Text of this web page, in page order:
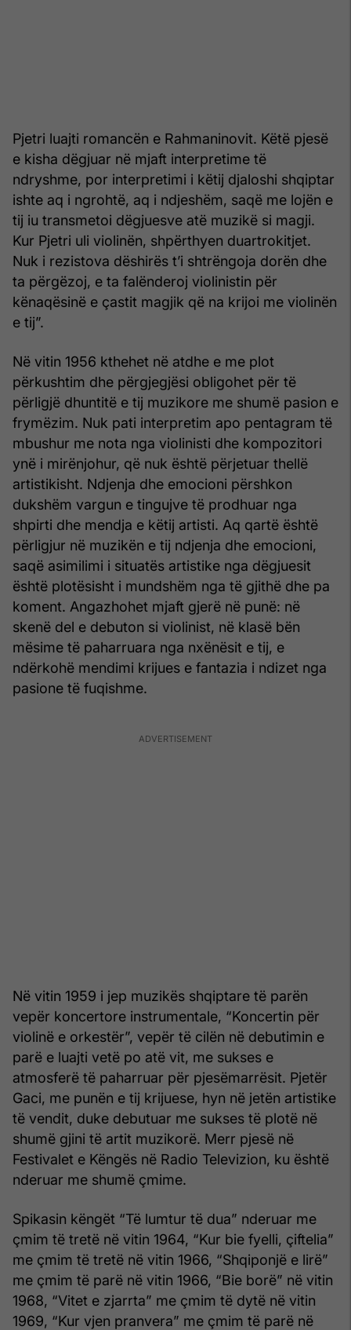
Pjetri luajti romancën e Rahmaninovit. Këtë pjesë
e kisha dëgjuar në mjaft interpretime të
ndryshme, por interpretimi i këtij djaloshi shqiptar
ishte aq i ngrohtë, aq i ndjeshëm, saqë me lojën e
tij iu transmetoi dëgjuesve atë muzikë si magji.
Kur Pjetri uli violinën, shpërthyen duartrokitjet.
Nuk i rezistova dëshirës t’i shtrëngoja dorën dhe
ta përgëzoj, e ta falënderoj violinistin për
kënaqësinë e çastit magjik që na krijoi me violinën
e tij”.
Në vitin 1956 kthehet në atdhe e me plot
përkushtim dhe përgjegjësi obligohet për të
përligjë dhuntitë e tij muzikore me shumë pasion e
frymëzim. Nuk pati interpretim apo pentagram të
mbushur me nota nga violinisti dhe kompozitori
ynë i mirënjohur, që nuk është përjetuar thellë
artistikisht. Ndjenja dhe emocioni përshkon
dukshëm vargun e tingujve të prodhuar nga
shpirti dhe mendja e këtij artisti. Aq qartë është
përligjur në muzikën e tij ndjenja dhe emocioni,
saqë asimilimi i situatës artistike nga dëgjuesit
është plotësisht i mundshëm nga të gjithë dhe pa
koment. Angazhohet mjaft gjerë në punë: në
skenë del e debuton si violinist, në klasë bën
mësime të paharruara nga nxënësit e tij, e
ndërkohë mendimi krijues e fantazia i ndizet nga
pasione të fuqishme.
Në vitin 1959 i jep muzikës shqiptare të parën
vepër koncertore instrumentale, “Koncertin për
violinë e orkestër”, vepër të cilën në debutimin e
parë e luajti vetë po atë vit, me sukses e
atmosferë të paharruar për pjesëmarrësit. Pjetër
Gaci, me punën e tij krijuese, hyn në jetën artistike
të vendit, duke debutuar me sukses të plotë në
shumë gjini të artit muzikorë. Merr pjesë në
Festivalet e Këngës në Radio Televizion, ku është
nderuar me shumë çmime.
Spikasin këngët “Të lumtur të dua” nderuar me
çmim të tretë në vitin 1964, “Kur bie fyelli, çiftelia”
me çmim të tretë në vitin 1966, “Shqiponjë e lirë”
me çmim të parë në vitin 1966, “Bie borë” në vitin
1968, “Vitet e zjarrta” me çmim të dytë në vitin
1969, “Kur vjen pranvera” me çmim të parë në